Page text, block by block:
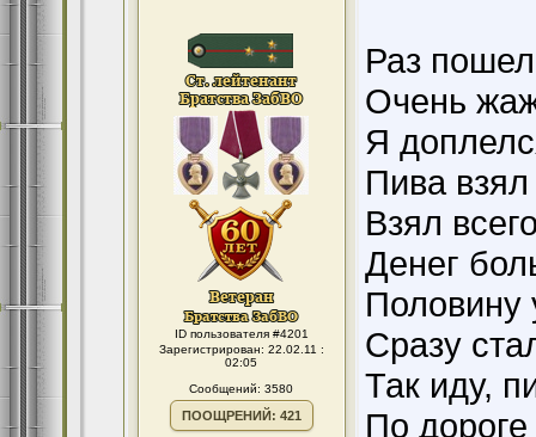
ID пользователя #4201
Зарегистрирован: 22.02.11 :
02:05
Сообщений: 3580
ПООЩРЕНИЙ: 421
Раз
Очень
Я
Пива взял
Взял
Денег
Половину
Сразу
Так иду,
По